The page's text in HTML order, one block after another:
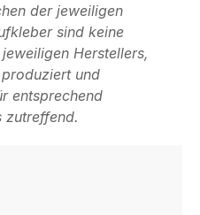
der jeweiligen
sind keine
Herstellers,
und
entsprechend
zutreffend.